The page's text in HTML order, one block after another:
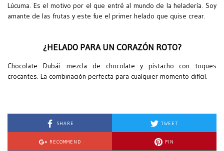
Lúcuma. Es el motivo por el que entré al mundo de la heladería. Soy
amante de las frutas y este fue el primer helado que quise crear.
¿HELADO PARA UN CORAZÓN ROTO?
Chocolate Dubái: mezcla de chocolate y pistacho con toques
crocantes. La combinación perfecta para cualquier momento difícil.
SHARE TWEET
RECOMMEND PIN